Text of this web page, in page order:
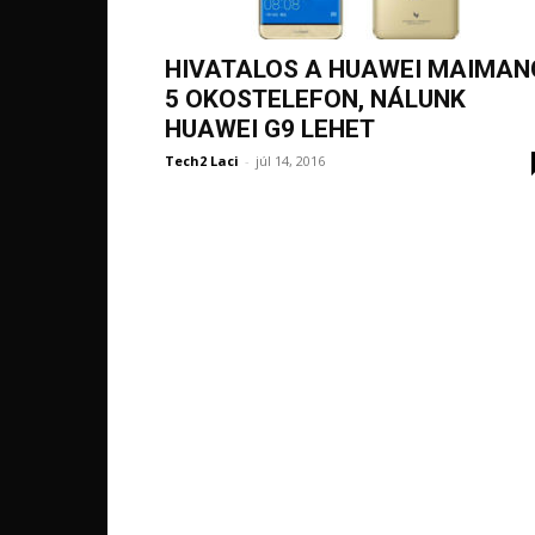
HIVATALOS A HUAWEI
5 OKOSTELEFON, NÁLUNK
HUAWEI G9 LEHET
Tech2 Laci - júl 14, 2016